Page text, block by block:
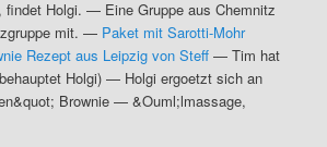
findet Holgi. — Eine Gruppe aus Chemnitz
mit. — Paket mit Sarotti-Mohr
Rezept aus Leipzig von Steff —Tim hat
Holgi) — Holgi ergoetzt sich an
Brownie —&Ouml;lmassage,